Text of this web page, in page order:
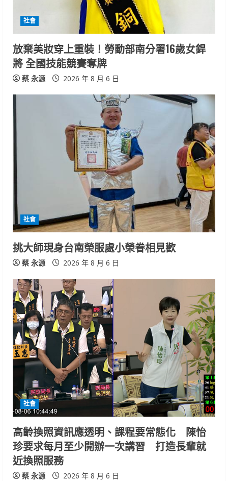
i
n
g
社會
放棄美妝穿上重裝！勞動部南分署16歲女銲
將 全國技能競賽奪牌
蔡 永源 2026 年 8 月 6 日
社會
挑大師現身台南榮服處小榮眷相見歡
蔡 永源 2026 年 8 月 6 日
社會
高齡換照資訊應透明、課程要常態化 陳怡
珍要求每月至少開辦一次講習 打造長輩就
近換照服務
蔡 永源 2026 年 8 月 6 日